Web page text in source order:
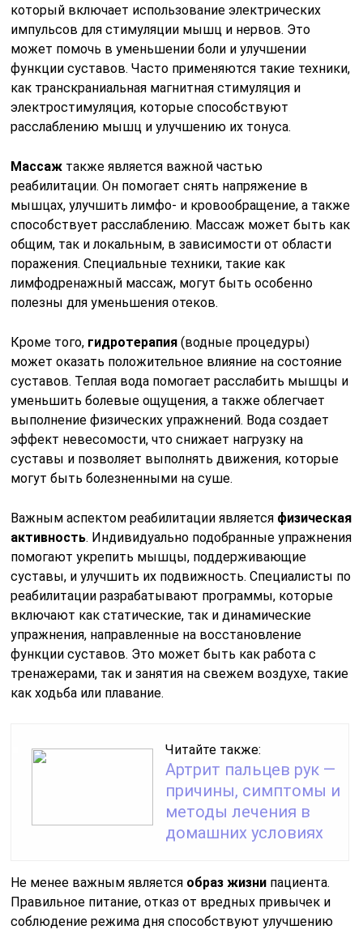
который включает использование электрических
импульсов для стимуляции мышц и нервов. Это
может помочь в уменьшении боли и улучшении
функции суставов. Часто применяются такие техники,
как транскраниальная магнитная стимуляция и
электростимуляция, которые способствуют
расслаблению мышц и улучшению их тонуса.
Массаж также является важной частью
реабилитации. Он помогает снять напряжение в
мышцах, улучшить лимфо- и кровообращение, а также
способствует расслаблению. Массаж может быть как
общим, так и локальным, в зависимости от области
поражения. Специальные техники, такие как
лимфодренажный массаж, могут быть особенно
полезны для уменьшения отеков.
Кроме того, гидротерапия (водные процедуры)
может оказать положительное влияние на состояние
суставов. Теплая вода помогает расслабить мышцы и
уменьшить болевые ощущения, а также облегчает
выполнение физических упражнений. Вода создает
эффект невесомости, что снижает нагрузку на
суставы и позволяет выполнять движения, которые
могут быть болезненными на суше.
Важным аспектом реабилитации является физическая
активность. Индивидуально подобранные упражнения
помогают укрепить мышцы, поддерживающие
суставы, и улучшить их подвижность. Специалисты по
реабилитации разрабатывают программы, которые
включают как статические, так и динамические
упражнения, направленные на восстановление
функции суставов. Это может быть как работа с
тренажерами, так и занятия на свежем воздухе, такие
как ходьба или плавание.
Читайте также:
Артрит пальцев рук —
причины, симптомы и
методы лечения в
домашних условиях
Не менее важным является образ жизни пациента.
Правильное питание, отказ от вредных привычек и
соблюдение режима дня способствуют улучшению